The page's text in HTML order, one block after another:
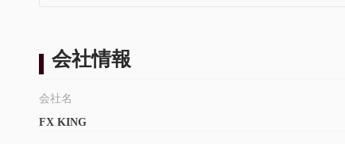
会社情報
会社名
FX KING